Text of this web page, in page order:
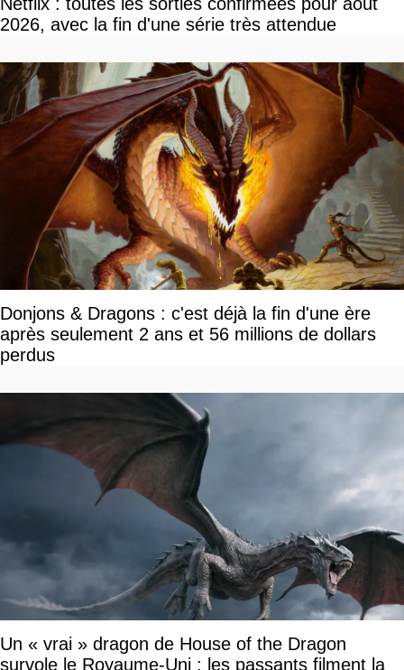
2026, avec la fin d'une série très attendue
Donjons & Dragons : c'est déjà la fin d'une ère
après seulement 2 ans et 56 millions de dollars
perdus
Un « vrai » dragon de House of the Dragon
survole le Royaume-Uni : les passants filment la